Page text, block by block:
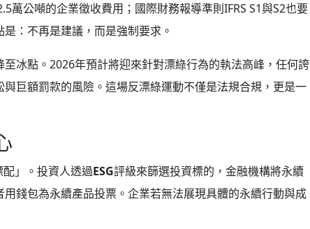
公噸的企業徵收費用；國際財務報導準則IFRS S1與S2也要
：不再是建議，而是強制要求。
冰點。2026年預計將迎來針對漂綠行為的執法高峰，任何誇
巨額罰款的風險。這場反漂綠運動不僅是法規合規，更是一
」。投資人透過ESG評級來篩選投資標的，金融機構將永續
錢包為永續產品投票。企業若無法展現具體的永續行動與成